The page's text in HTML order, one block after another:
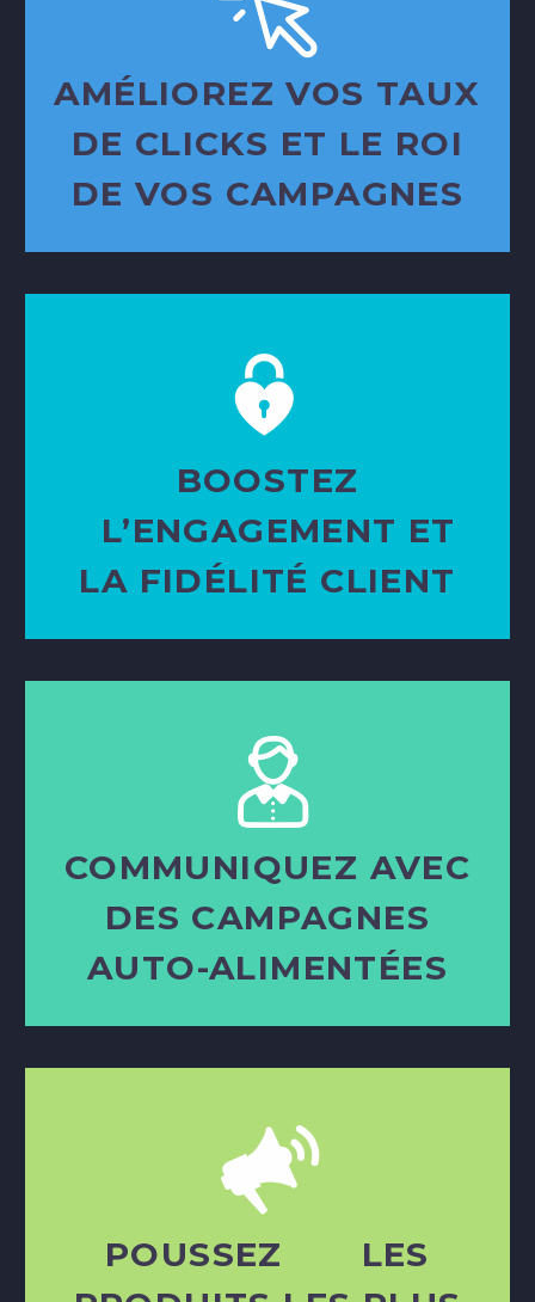
AMÉLIOREZ VOS TAUX
DE CLICKS ET LE ROI
DE VOS CAMPAGNES
BOOSTEZ
L’ENGAGEMENT ET
LA FIDÉLITÉ CLIENT
COMMUNIQUEZ AVEC
DES CAMPAGNES
AUTO-ALIMENTÉES
POUSSEZ LES